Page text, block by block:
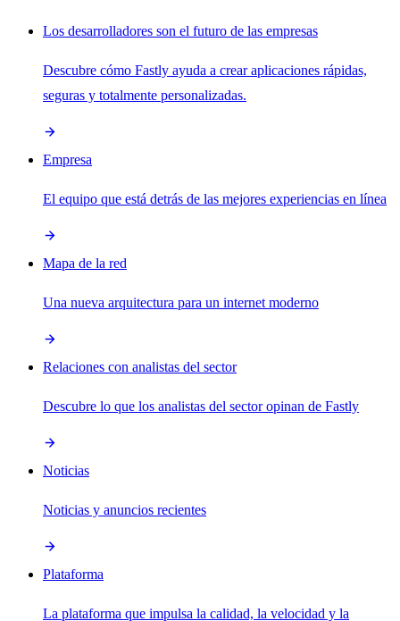
Los desarrolladores son el futuro de las empresas
Descubre cómo Fastly ayuda a crear aplicaciones rápidas,
seguras y totalmente personalizadas.
Empresa
El equipo que está detrás de las mejores experiencias en línea
Mapa de la red
Una nueva arquitectura para un internet moderno
Relaciones con analistas del sector
Descubre lo que los analistas del sector opinan de Fastly
Noticias
Noticias y anuncios recientes
Plataforma
La plataforma que impulsa la calidad, la velocidad y la